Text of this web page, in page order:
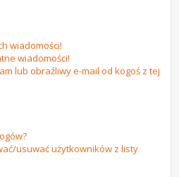
wiadomości!
wiadomości!
lub obraźliwy e-mail od kogoś z tej
usuwać użytkowników z listy